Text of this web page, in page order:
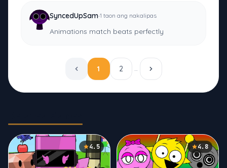
SyncedUpSam·1 taon ang nakalipas
Animations match beats perfectly
1 2 …
4.5 4.8